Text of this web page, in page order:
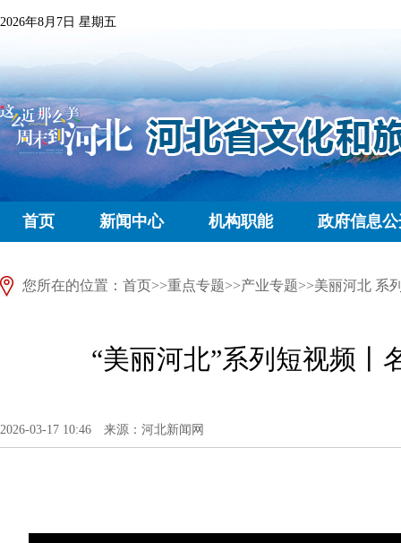
2026年8月7日 星期五
首页 新闻中心 机构职能 政府信息
您所在的位置： 首页>>重点专题>>产业专题>>美丽河北 系
“美丽河北”系列短视频
2026-03-17 10:46 来源：河北新闻网